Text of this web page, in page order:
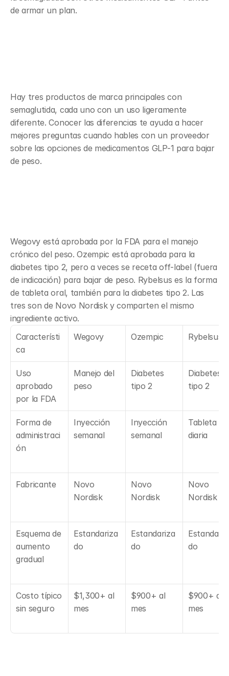
de armar un plan.
Hay tres productos de marca principales con
semaglutida, cada uno con un uso ligeramente
diferente. Conocer las diferencias te ayuda a hacer
mejores preguntas cuando hables con un proveedor
sobre las opciones de medicamentos GLP-1 para bajar
de peso.
Wegovy está aprobada por la FDA para el manejo
crónico del peso. Ozempic está aprobada para la
diabetes tipo 2, pero a veces se receta off-label (fuera
de indicación) para bajar de peso. Rybelsus es la forma
de tableta oral, también para la diabetes tipo 2. Las
tres son de Novo Nordisk y comparten el mismo
ingrediente activo.
Característi
ca
Wegovy Ozempic Rybelsus
Uso
aprobado
por la FDA
Manejo del
peso
Diabetes
tipo 2
Diabetes
tipo 2
Forma de
administraci
ón
Inyección
semanal
Inyección
semanal
Tableta
diaria
Fabricante
Novo
Nordisk
Novo
Nordisk
Novo
Nordisk
Esquema de
aumento
gradual
Estandariza
do
Estandariza
do
do
Costo típico
sin seguro
$1,300+ al
mes
$900+ al
mes
$900+ al
mes